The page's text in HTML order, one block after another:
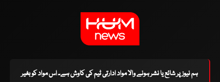
ہم نیوز پر شائع یا نشر ہونے والا مواد ادارتی ٹیم کی کاوش ہے۔ اس مواد کو بغیر